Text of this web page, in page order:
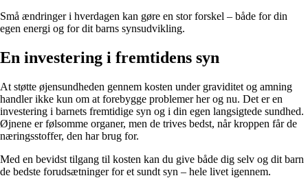
Små ændringer i hverdagen kan gøre en stor forskel – både for din
egen energi og for dit barns synsudvikling.
En investering i fremtidens syn
At støtte øjensundheden gennem kosten under graviditet og amning
handler ikke kun om at forebygge problemer her og nu. Det er en
investering i barnets fremtidige syn og i din egen langsigtede sundhed.
Øjnene er følsomme organer, men de trives bedst, når kroppen får de
næringsstoffer, den har brug for.
Med en bevidst tilgang til kosten kan du give både dig selv og dit barn
de bedste forudsætninger for et sundt syn – hele livet igennem.